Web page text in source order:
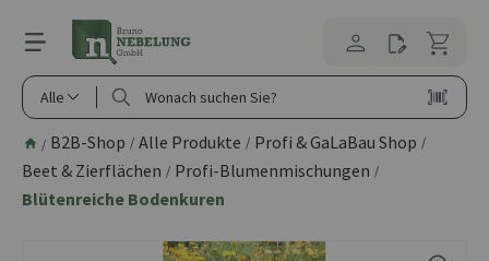
springen
Alle
/ B2B-Shop / Alle Produkte / Profi & GaLaBau Shop /
Beet & Zierflächen / Profi-Blumenmischungen /
Blütenreiche Bodenkuren